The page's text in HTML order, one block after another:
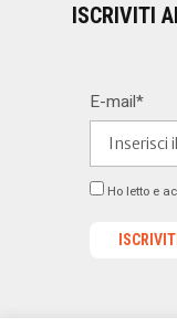
ISCRIVITI
E-mail*
Ho letto e